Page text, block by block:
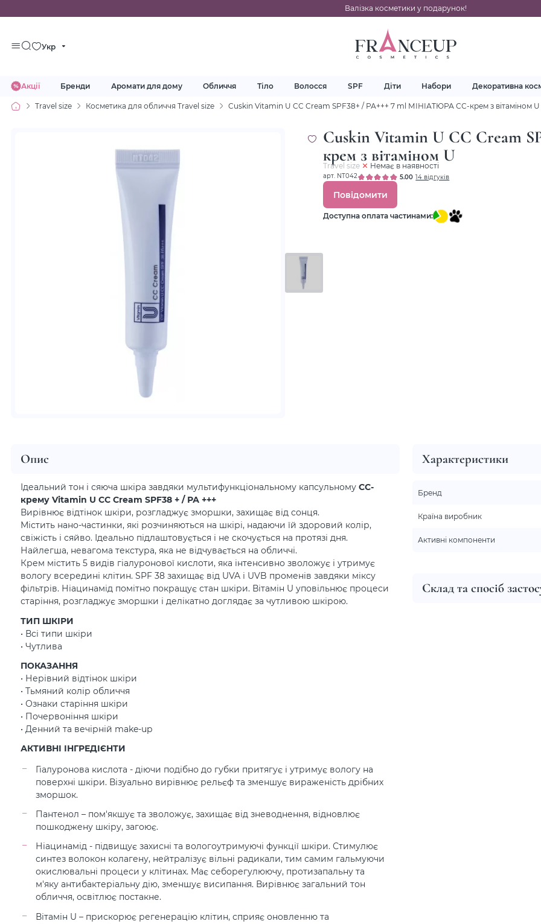
Валізка косметики у подарунок!
Укр
Акції Бренди Аромати для дому Обличчя Тіло Волосся SPF Діти Набори Декоративна
Travel size Косметика для обличчя Travel size Cuskin Vitamin U CC Cream SPF38+ / РА+++ 7 ml МІНІАТЮРА СС-крем з вітаміном U
Cuskin Vitamin U CC Cream
крем з вітаміном U
Travel size Немає в наявності
арт. NT042 5.00 14 відгуків
Повідомити
Доступна оплата частинами:
Опис
Ідеальний тон і сяюча шкіра завдяки мультифункціональному капсульномуСС-
крему Vitamin U CC Cream SPF38 + / РА +++
Вирівнює відтінок шкіри, розгладжує зморшки, захищає від сонця.
Містить нано-частинки, які розчиняються на шкірі, надаючи їй здоровий колір,
свіжість і сяйво. Ідеально підлаштовується і не скочується на протязі дня.
Найлегша, невагома текстура, яка не відчувається на обличчі.
Крем містить 5 видів гіалуронової кислоти, яка інтенсивно зволожує і утримує
вологу всередині клітин. SPF 38 захищає від UVA і UVB променів завдяки міксу
фільтрів. Ніацинамід помітно покращує стан шкіри. Вітамін U уповільнює процеси
старіння, розгладжує зморшки і делікатно доглядає за чутливою шкірою.
ТИП ШКІРИ
• Всі типи шкіри
• Чутлива
ПОКАЗАННЯ
• Нерівний відтінок шкіри
• Тьмяний колір обличчя
• Ознаки старіння шкіри
• Почервоніння шкіри
• Денний та вечірній make-up
АКТИВНІ ІНГРЕДІЄНТИ
Гіалуронова кислота - діючи подібно до губки притягує і утримує вологу на
поверхні шкіри. Візуально вирівнює рельєф та зменшує вираженість дрібних
зморшок.
Пантенол – пом'якшує та зволожує, захищає від зневоднення, відновлює
пошкоджену шкіру, загоює.
Ніацинамід - підвищує захисні та вологоутримуючі функції шкіри. Стимулює
синтез волокон колагену, нейтралізує вільні радикали, тим самим гальмуючи
окислювальні процеси у клітинах. Має себорегулюючу, протизапальну та
м'яку антибактеріальну дію, зменшує висипання. Вирівнює загальний тон
обличчя, освітлює постакне.
Вітамін U – прискорює регенерацію клітин, сприяє оновленню та
Склад та спосіб
Характеристики
Бренд
Країна виробник
Активні компоненти